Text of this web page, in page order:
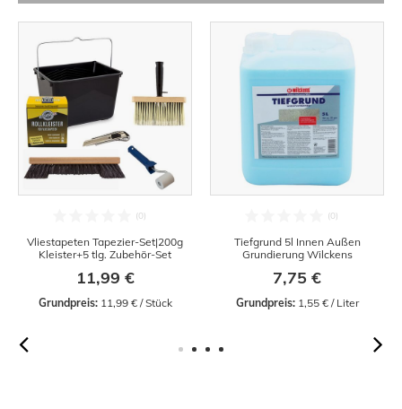
Vliestapeten Tapezier-Set|200g
Kleister+5 tlg. Zubehör-Set
11,99 €
Grundpreis: 11,99 € / Stück
Tiefgrund 5l Innen Außen
Grundierung Wilckens
7,75 €
Grundpreis: 1,55 € / Liter